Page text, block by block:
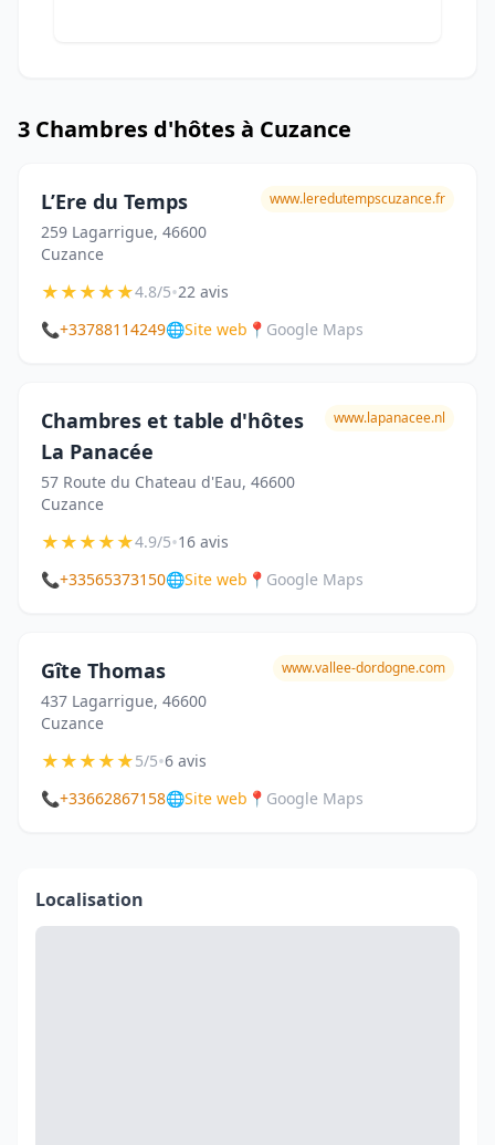
3 Chambres d'hôtes à Cuzance
L’Ere du Temps
259 Lagarrigue, 46600
Cuzance
www.leredutempscuzance.fr
★★★★★4.8/5•22 avis
📞+33788114249🌐Site web 📍 Google Maps
Chambres et table d'hôtes
La Panacée
57 Route du Chateau d'Eau, 46600
Cuzance
www.lapanacee.nl
★★★★★4.9/5•16 avis
📞+33565373150🌐Site web 📍 Google Maps
Gîte Thomas
437 Lagarrigue, 46600
Cuzance
www.vallee-dordogne.com
★★★★★5/5•6 avis
📞+33662867158🌐Site web 📍 Google Maps
Localisation